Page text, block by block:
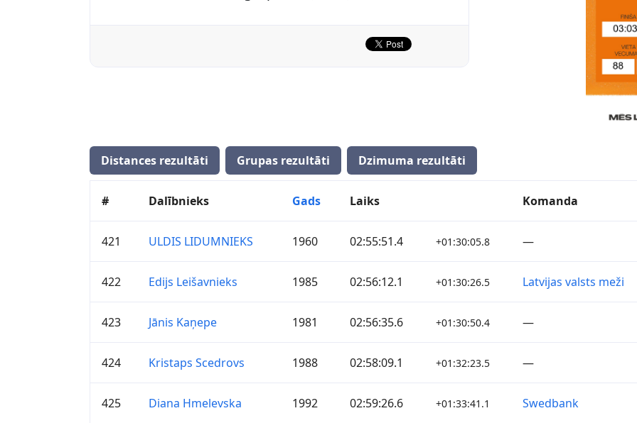
Distances rezultāti Grupas rezultāti Dzimuma rezultāti
# Dalībnieks Gads Laiks Komanda
421 ULDIS LIDUMNIEKS 1960 02:55:51.4 +01:30:05.8 —
422 Edijs Leišavnieks 1985 02:56:12.1 +01:30:26.5 Latvijas valsts meži
423 Jānis Kaņepe 1981 02:56:35.6 +01:30:50.4 —
424 Kristaps Scedrovs 1988 02:58:09.1 +01:32:23.5 —
425 Diana Hmelevska 1992 02:59:26.6 +01:33:41.1 Swedbank